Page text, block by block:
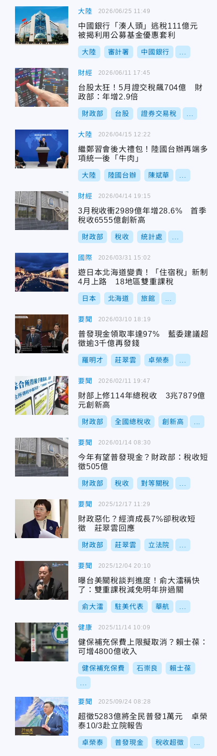
大陸
中國銀行「湊人頭」逃稅111億元
被揭利用公募基金優惠套利
大陸 審計署 中國銀行
2026/06/25 11:49
財經
台股太狂！5月證交稅飆704億 財
政部：年增2.9倍
財政部 台股 證券交易稅
2026/06/11 17:45
大陸
繼鄭習會後大禮包！陸國台辦再端多
項統一後「牛肉」
大陸 陸國台辦 陳斌華
2026/04/15 12:22
財經
3月稅收衝2989億年增28.6% 首季
稅收6555億創新高
財政部 稅收 統計處
2026/04/14 19:15
國際
遊日本北海道變貴！「住宿稅」新制
4月上路 18地區雙重課稅
日本 北海道 旅館
2026/03/31 15:02
要聞
普發現金領取率達97% 藍委建議超
徵逾3千億再發錢
羅明才 莊翠雲 卓榮泰
2026/03/10 18:19
要聞
財部上修114年總稅收 3兆7879億
元創新高
財政部 全國總稅收 創新高
2026/02/11 19:47
要聞
今年有望普發現金？財政部：稅收短
徵505億
財政部 稅收 對等關稅
2026/01/14 08:30
要聞
財政惡化？經濟成長7%卻稅收短
徵 莊翠雲回應
財政部 莊翠雲 立法院
2025/12/17 11:29
要聞
曝台美關稅談判進度！俞大㵢稱快
了：雙重課稅減免明年拚過關
俞大㵢 駐美代表 華航
2025/12/04 20:10
健康
健保補充保費上限擬取消？賴士葆：
可增4800億收入
健保補充保費 石崇良 賴士葆
2025/11/14 10:09
要聞
超徵5283億將全民普發1萬元 卓榮
泰10/3赴立院報告
卓榮泰 普發現金 稅收超徵
2025/09/24 08:28